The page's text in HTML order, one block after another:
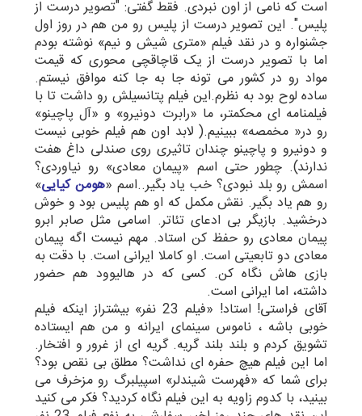
است که نامی از اون نبردی. فقط گفتی: "تصویر درست از
پلیس". این تصویر درست از پلیس رو من هم در روز اول
جشنواره و در نقد فیلم «متری شیش و نیم» نوشته بودم
اما با تصویر درست از یک قاچاقچی محوری که قیمت
مواد رو در کشور می تونه جا به جا کنه موافق نیستم.
ساده لوح بود به نظرم.این فیلم پتانسیلش رو داشت تا با
فیلمنامه ای محکمتر، ما «رابرت دونیرو» و «آل پاچینو»
رو در« مخمصه» ببینیم.( لابد اون هم فیلم خوبی نیست
و دونیرو و پاچینو چندان تاثیری روی صندلی داغ هفت
ندارند). چطور حتی اسم «پیمان معادی» رو نیاوردی؟
اسمش رو بلد نبودی؟ خب یاد بگیر..اسم «هومن کیایی»
رو هم یاد بگیر. نقش مکمل که او هم پلیس بود و خوش
درخشید. بازیگر بی ادعای تئاتر. اسامی مثل صابر ابرو
پیمان معادی رو حفظ کن استاد. مهم نیست اگه پیمان
معادی دو تابعیتی است. او کاملا ایرانی است. با دقت به
بازی هاش نگاه کن. کسی که در هالیوود هم حضور
داشته، اما ایرانی است.
آقای فراستی! استاد! «فیلم 23 نفر» بیشتراز اینکه فیلم
خوبی باشه ، ناموس سینمای ایرانه و من هم ایستاده
تشویق کردم و بلند بلند گریه. گریه ای از غرور و افتخار.
اما این فیلم هیچ حفره ای نداشت؟ مطلق بی نقص بود؟
برای شما که «فهرست شیندلر» اسپیلبرگ رو مزخرف می
بینید، با کدوم زاویه به این فیلم نگاه کردید؟ فکر می کنید